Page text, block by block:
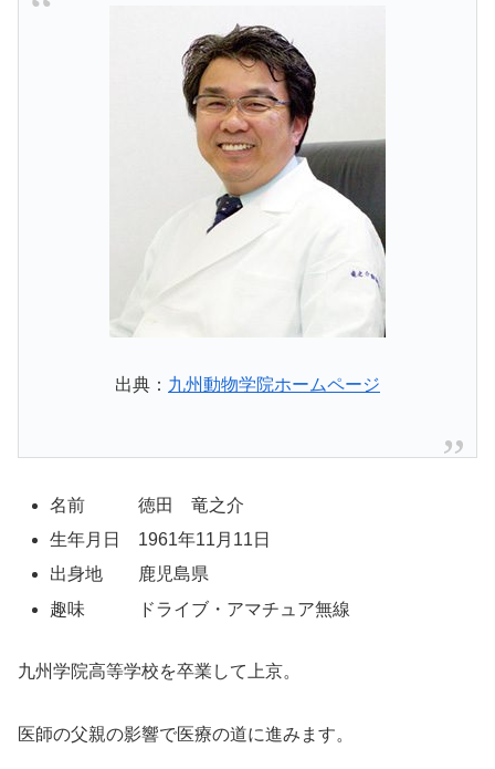
出典： 九州動物学院ホームページ
名前 徳田 竜之介
生年月日 1961年11月11日
出身地 鹿児島県
趣味 ドライブ・アマチュア無線
九州学院高等学校を卒業して上京。
医師の父親の影響で医療の道に進みます。